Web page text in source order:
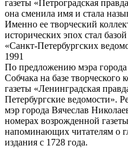
газеты «Петроградская
она сменила имя и стала
Именно ее творческий
исторических эпох стал
«Санкт-Петербургских
1991
По предложению мэра
Собчака на базе творческого
газеты «Ленинградская
Петербургские ведомости».
мэр города Вячеслав
номерах возрожденной
напоминающих читателям о
издания с 1728 года.